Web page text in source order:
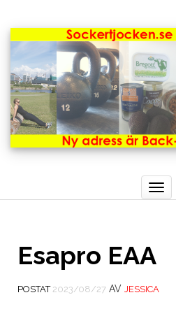
Toggle
navigation
Esapro EAA
POSTAT 2023/08/27 AV JESSICA